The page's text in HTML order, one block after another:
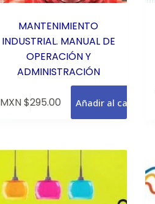
MANTENIMIENTO
INDUSTRIAL. MANUAL DE
OPERACIÓN Y
ADMINISTRACIÓN
MXN $295.00 Añadir al carrito